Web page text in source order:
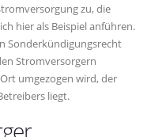
zu, die
hier als Beispiel anführen.
Sonderkündigungsrecht
Stromversorgern
umgezogen wird, der
liegt.